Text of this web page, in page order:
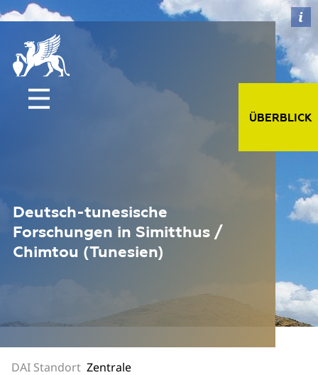
Deutsch-tunesische
Forschungen in Simitthus /
Chimtou (Tunesien)
ÜBERBLICK
DAI Standort Zentrale